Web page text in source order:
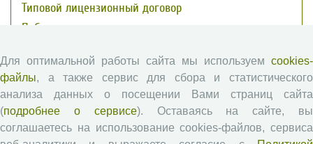
Типовой лицензионный договор
Публикационная этика
Авторские права
Рецензентам
Для оптимальной работы сайта мы используем cookies-
файлы, а также сервис для сбора и статистического
анализа данных о посещении Вами страниц сайта
(подробнее о сервисе). Оставаясь на сайте, вы
соглашаетесь на использование cookies-файлов, сервиса